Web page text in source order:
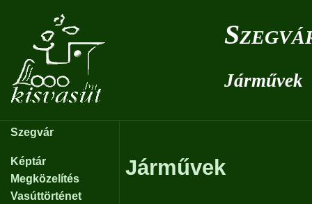
Járművek
Szegvár
Képtár
Megközelítés
Vasúttörténet
Járművek